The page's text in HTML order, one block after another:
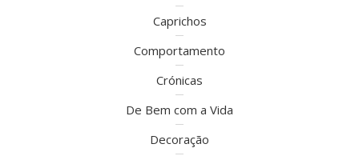
Caprichos
Comportamento
Crónicas
De Bem com a Vida
Decoração